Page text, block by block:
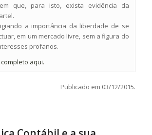
que, para isto, exista evidência da
a importância da liberdade de se
em um mercado livre, sem a figura do
profanos.
aqui.
Publicado em 03/12/2015.